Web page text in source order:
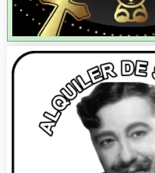
Agricultores
Agricultura y Ganadería
Agua Purificada
Aire Acondicionado